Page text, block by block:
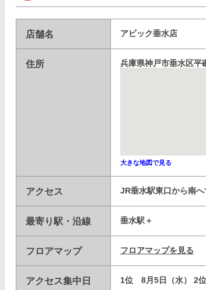
店舗名 アビック垂水店
住所 兵庫県神戸市垂水区平
大きな地図で見る
アクセス JR垂水駅東口から南へ
最寄り駅・沿線 垂水駅
フロアマップ フロアマップを見る
アクセス集中日 1位 8月5日（水） 2